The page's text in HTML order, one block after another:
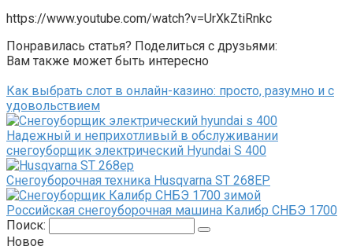
https://www.youtube.com/watch?v=UrXkZtiRnkc
Понравилась статья? Поделиться с друзьями:
Вам также может быть интересно
Как выбрать слот в онлайн-казино: просто, разумно и с
удовольствием
Надежный и неприхотливый в обслуживании
снегоуборщик электрический Hyundai S 400
Снегоуборочная техника Husqvarna ST 268EP
Российская снегоуборочная машина Калибр СНБЭ 1700
Поиск:
Новое